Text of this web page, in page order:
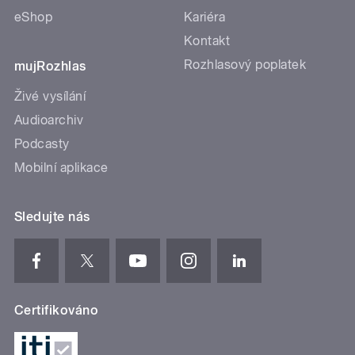
eShop
mujRozhlas
Živé vysílání
Audioarchiv
Podcasty
Mobilní aplikace
Kariéra
Kontakt
Rozhlasový poplatek
Sledujte nás
Certifikováno